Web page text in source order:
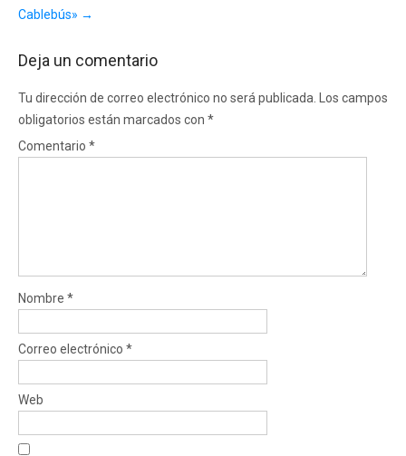
Cablebús» →
Deja un comentario
Tu dirección de correo electrónico no será publicada.
Los campos
obligatorios están marcados con *
Comentario *
Nombre *
Correo electrónico *
Web